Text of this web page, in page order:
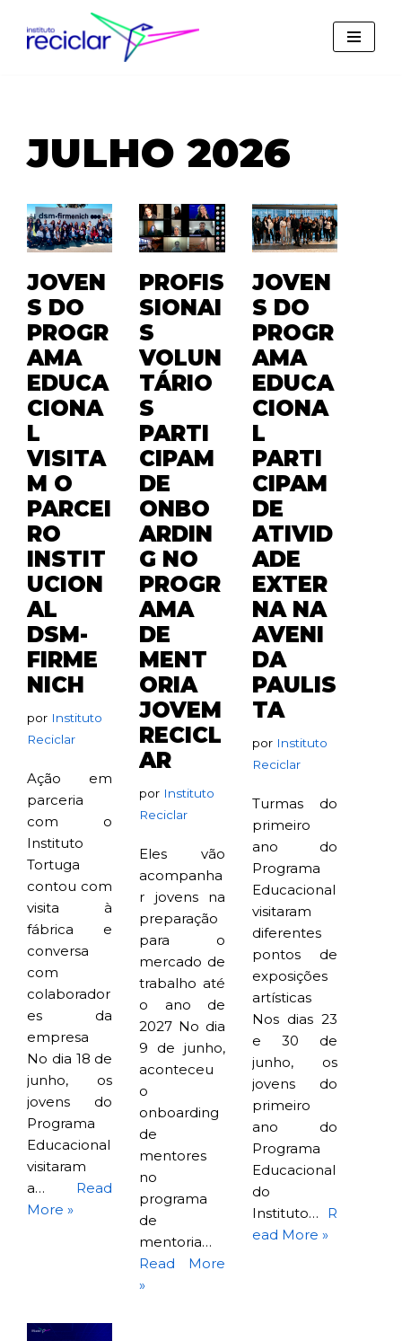
Pular
JULHO 2026
JOVEN
S DO
PROGR
AMA
EDUCA
CIONA
L
VISITA
M O
PARCEI
RO
INSTIT
UCION
AL
DSM-
FIRME
NICH
por Instituto
Reciclar
Ação em
parceria
com o
Instituto
Tortuga
contou com
visita à
fábrica e
conversa
com
colaborador
es da
empresa
No dia 18 de
junho, os
jovens do
Programa
Educacional
visitaram
a… Read
More »
PROFIS
SIONAI
S
VOLUN
TÁRIO
S
PARTI
CIPAM
DE
ONBO
ARDIN
G NO
PROGR
AMA
DE
MENT
ORIA
JOVEM
RECICL
AR
por Instituto
Reciclar
Eles vão
acompanha
r jovens na
preparação
para o
mercado de
trabalho até
o ano de
2027 No dia
9 de junho,
aconteceu
o
onboarding
de
mentores
no
programa
de
mentoria…
Read More
»
JOVEN
S DO
PROGR
AMA
EDUCA
CIONA
L
PARTI
CIPAM
DE
ATIVID
ADE
EXTER
NA NA
AVENI
DA
PAULIS
TA
por Instituto
Reciclar
Turmas do
primeiro
ano do
Programa
Educacional
visitaram
diferentes
pontos de
exposições
artísticas
Nos dias 23
e 30 de
junho, os
jovens do
primeiro
ano do
Programa
Educacional
do
Instituto… R
ead More »